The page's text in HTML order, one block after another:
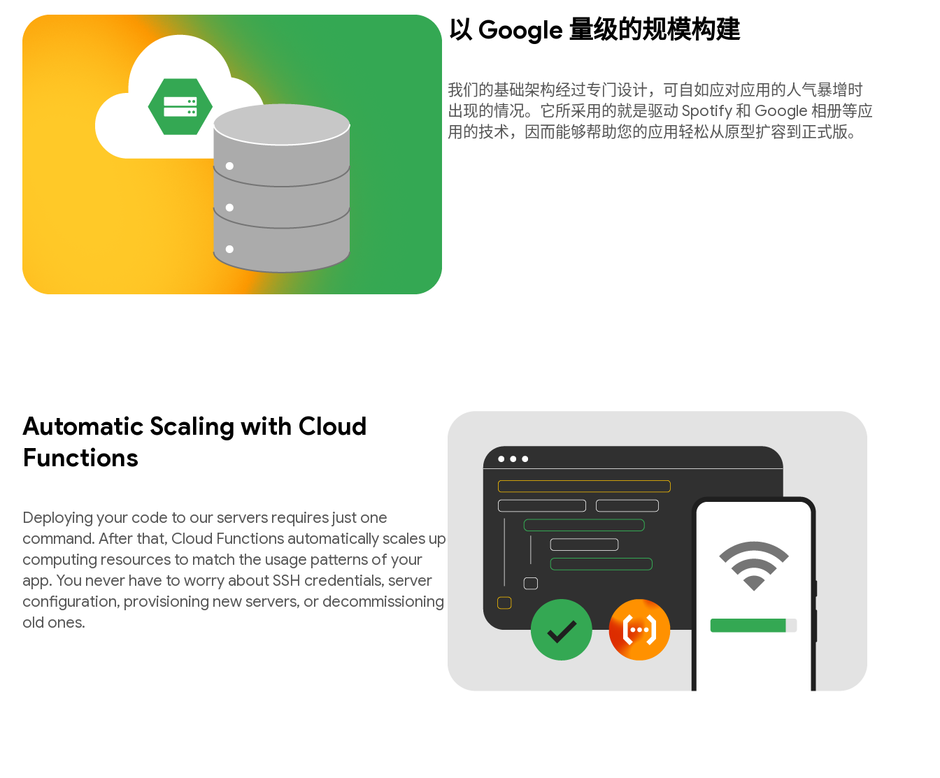
以 Google 量级的规模构建
我们的基础架构经过专门设计，可自如应对应用的人气暴增时
出现的情况。它所采用的就是驱动 Spotify 和 Google 相册等应
用的技术，因而能够帮助您的应用轻松从原型扩容到正式版。
Automatic Scaling with Cloud
Functions
Deploying your code to our servers requires just one
command. After that, Cloud Functions automatically scales up
computing resources to match the usage patterns of your
app. You never have to worry about SSH credentials, server
configuration, provisioning new servers, or decommissioning
old ones.